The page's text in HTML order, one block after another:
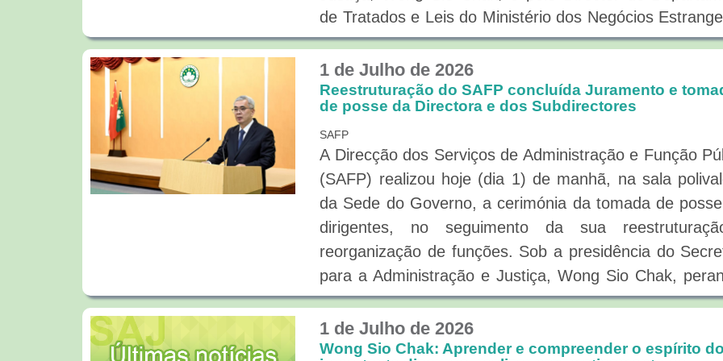
de Tratados e Leis do Ministério dos Negócios
Qi Dahai. O Secretário Wong Sio Chak referiu
Governo da RAEM tem atribuído a maior importância
trabalhos no âmbito dos tratados e leis
relacionados com a RAEM, sendo que, desde a
mecanismo de negociação em 2004, esta iniciativa
tornou um “meio principal” de comunicação e
entre ambas as partes, tendo obtido resultados
mesmo manifestou o agradecimento ao
Negócios Estrangeiros e ao Comissariado do
Negócios Estrangeiros por terem prestado, desde
grande apoio nos trabalhos no âmbito dos tratados
diplomáticos relacionados com a RAEM,
criação da ponte para a RAEM desenvolver as
cooperações com o exterior, a expansão do espaço
1 de Julho de 2026
Reestruturação do SAFP concluída Juramento e
de posse da Directora e dos Subdirectores
SAFP
A Direcção dos Serviços de Administração e Função
(SAFP) realizou hoje (dia 1) de manhã, na sala
da Sede do Governo, a cerimónia da tomada de
dirigentes, no seguimento da sua
reorganização de funções. Sob a presidência do
para a Administração e Justiça, Wong Sio Chak,
qual é prestado o juramento, e testemunho do
Gabinete do Secretário, Chang Cheong, a Directora,
Weng In, e os Subdirectores, Chan Chi Kin e Chan
1 de Julho de 2026
Wong Sio Chak: Aprender e compreender o espírito do